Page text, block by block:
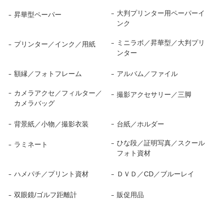
昇華型ペーパー
大判プリンター用ペーパーイ
ンク
プリンター／インク／用紙
ミニラボ／昇華型／大判プリ
ンター
額縁／フォトフレーム アルバム／ファイル
カメラアクセ／フィルター／
カメラバッグ
撮影アクセサリー／三脚
背景紙／小物／撮影衣装 台紙／ホルダー
ラミネート
ひな段／証明写真／スクール
フォト資材
ハメパチ／プリント資材 ＤＶＤ／CD／ブルーレイ
双眼鏡/ゴルフ距離計 販促用品